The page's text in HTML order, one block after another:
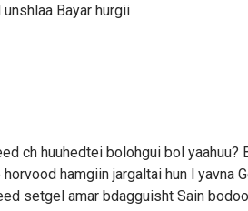
Bayar hurgii
ch huuhedtei bolohgui bol
hamgiin jargaltai hun l yavna
setgel amar bdagguisht Sain